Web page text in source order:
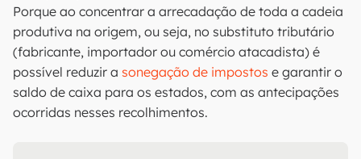
Porque ao concentrar a arrecadação de toda a cadeia
produtiva na origem, ou seja, no substituto tributário
(fabricante, importador ou comércio atacadista) é
possível reduzir a sonegação de impostos e garantir o
saldo de caixa para os estados, com as antecipações
ocorridas nesses recolhimentos.